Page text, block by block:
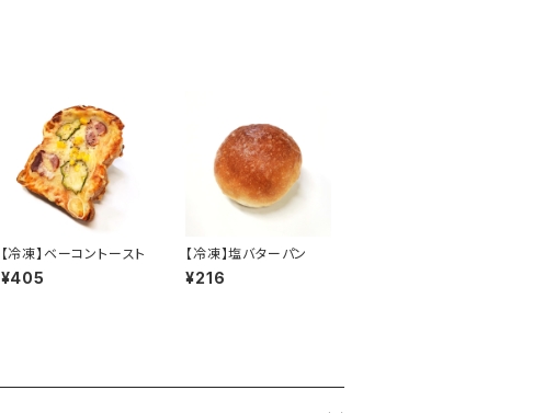
【冷凍】ベーコントースト
¥405
【冷凍】塩バターパン
¥216